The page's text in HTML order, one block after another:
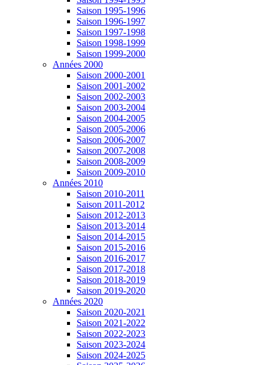
Saison 1995-1996
Saison 1996-1997
Saison 1997-1998
Saison 1998-1999
Saison 1999-2000
Années 2000
Saison 2000-2001
Saison 2001-2002
Saison 2002-2003
Saison 2003-2004
Saison 2004-2005
Saison 2005-2006
Saison 2006-2007
Saison 2007-2008
Saison 2008-2009
Saison 2009-2010
Années 2010
Saison 2010-2011
Saison 2011-2012
Saison 2012-2013
Saison 2013-2014
Saison 2014-2015
Saison 2015-2016
Saison 2016-2017
Saison 2017-2018
Saison 2018-2019
Saison 2019-2020
Années 2020
Saison 2020-2021
Saison 2021-2022
Saison 2022-2023
Saison 2023-2024
Saison 2024-2025